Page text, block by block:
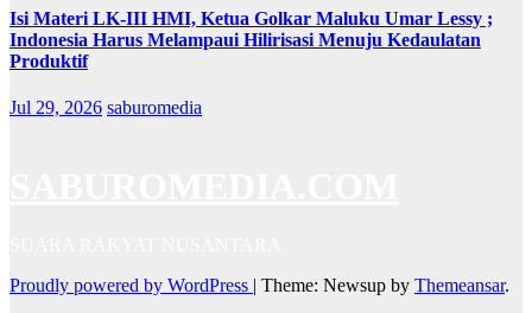
Isi Materi LK-III HMI, Ketua Golkar Maluku Umar Lessy ;
Indonesia Harus Melampaui Hilirisasi Menuju Kedaulatan
Produktif
Jul 29, 2026 saburomedia
Proudly powered by WordPress | Theme: Newsup by Themeansar.